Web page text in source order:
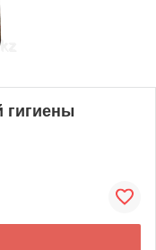
гигиены